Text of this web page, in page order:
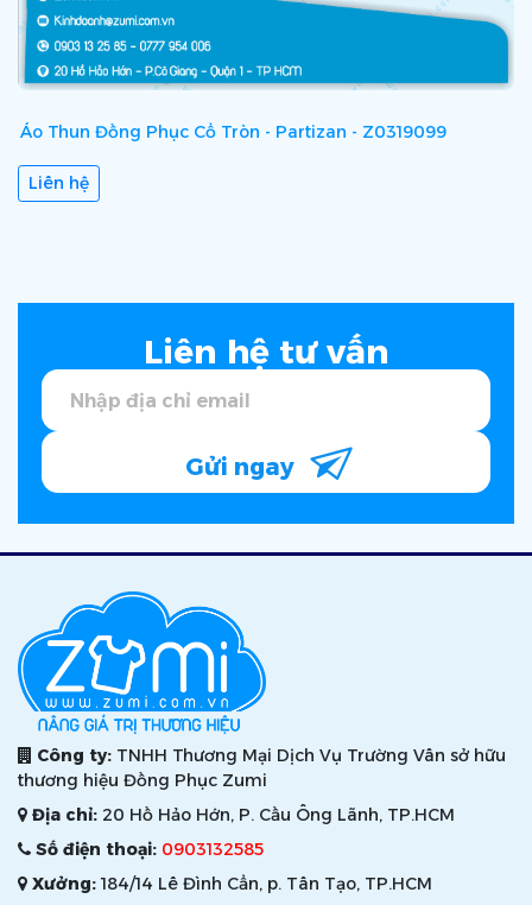
Áo Thun Đồng Phục Cổ Tròn - Partizan - Z0319099
Liên hệ
Liên hệ tư vấn
Gửi ngay
Công ty: TNHH Thương Mại Dịch Vụ Trường Vân sở hữu
thương hiệu Đồng Phục Zumi
Địa chỉ: 20 Hồ Hảo Hớn, P. Cầu Ông Lãnh, TP.HCM
Số điện thoại: 0903132585
Xưởng:184/14 Lê Đình Cẩn, p. Tân Tạo, TP.HCM